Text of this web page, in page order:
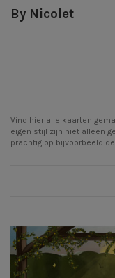
By Nicolet
Vind hier alle kaarten
eigen stijl zijn niet alleen
prachtig op bijvoorbeeld